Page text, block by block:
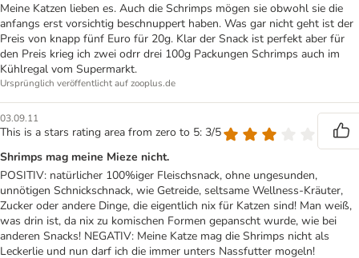
Meine Katzen lieben es. Auch die Schrimps mögen sie obwohl sie die
anfangs erst vorsichtig beschnuppert haben. Was gar nicht geht ist der
Preis von knapp fünf Euro für 20g. Klar der Snack ist perfekt aber für
den Preis krieg ich zwei odrr drei 100g Packungen Schrimps auch im
Kühlregal vom Supermarkt.
Ursprünglich veröffentlicht auf zooplus.de
03.09.11
This is a stars rating area from zero to 5: 3/5
Shrimps mag meine Mieze nicht.
POSITIV: natürlicher 100%iger Fleischsnack, ohne ungesunden,
unnötigen Schnickschnack, wie Getreide, seltsame Wellness-Kräuter,
Zucker oder andere Dinge, die eigentlich nix für Katzen sind! Man weiß,
was drin ist, da nix zu komischen Formen gepanscht wurde, wie bei
anderen Snacks! NEGATIV: Meine Katze mag die Shrimps nicht als
Leckerlie und nun darf ich die immer unters Nassfutter mogeln!